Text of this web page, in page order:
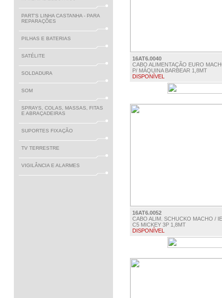
PART'S LINHA CASTANHA - PARA
REPARAÇÕES
PILHAS E BATERIAS
SATÉLITE
SOLDADURA
SOM
SPRAYS, COLAS, MASSAS, FITAS
E ABRAÇADEIRAS
SUPORTES FIXAÇÃO
TV TERRESTRE
VIGILÂNCIA E ALARMES
16AT6.0040
CABO ALIMENTAÇÃO EURO
P/ MÁQUINA BARBEAR 1,8MT
DISPONÍVEL
16AT6.0052
CABO ALIM. SCHUCKO MACHO /
C5 MICKEY 3P 1,8MT
DISPONÍVEL